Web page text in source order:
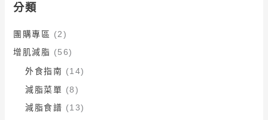
分類
團購專區 (2)
增肌減脂 (56)
外食指南 (14)
減脂菜單 (8)
減脂食譜 (13)